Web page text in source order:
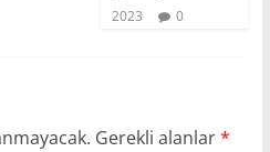
2023
0
Gerekli alanlar*